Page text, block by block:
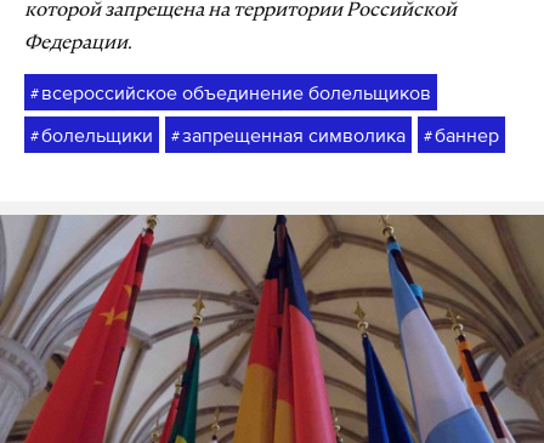
которой запрещена на территории Российской
Федерации.
# всероссийское объединение болельщиков
#болельщики #запрещенная символика #баннер